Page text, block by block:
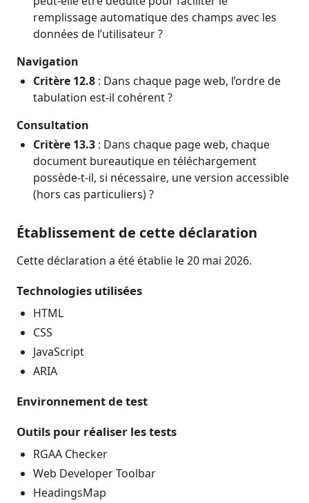
remplissage automatique des champs avec les
données de l’utilisateur ?
Navigation
Critère 12.8 : Dans chaque page web, l’ordre de
tabulation est-il cohérent ?
Consultation
Critère 13.3 : Dans chaque page web, chaque
document bureautique en téléchargement
possède-t-il, si nécessaire, une version accessible
(hors cas particuliers) ?
Établissement de cette déclaration
Cette déclaration a été établie le 20 mai 2026.
Technologies utilisées
HTML
CSS
JavaScript
ARIA
Environnement de test
Outils pour réaliser les tests
RGAA Checker
Web Developer Toolbar
HeadingsMap